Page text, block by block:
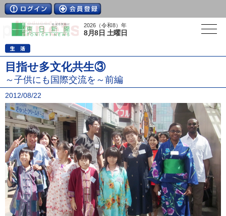
2026（令和8）年
8月8日 土曜日
目指せ多文化共生③
～子供にも国際交流を～前編
2012/08/22